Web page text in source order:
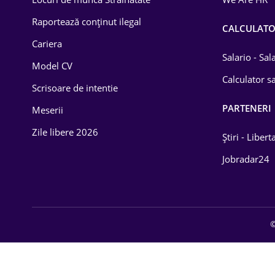
Educație / Training
Energetică
Farma
Raportează conținut ilegal
Cariera
Model CV
Scrisoare de intentie
Meserii
Zile libere 2026
Salario -
Calculator
PARTENERI
Știri -
Jobradar24